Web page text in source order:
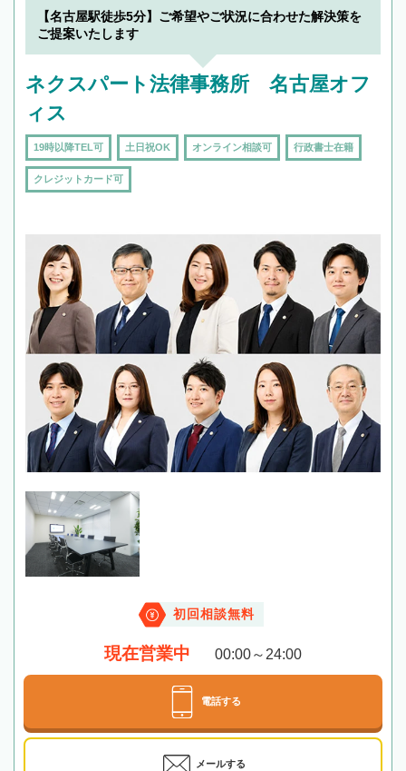
でフィーリングも重要です。実際に電話や面談
で複数の弁護士と会話をしてウマが合う方に依
【名古屋駅徒歩5分】ご希望やご状況に合わせた解決策を
ご提案いたします
ネクスパート法律事務所 名古屋オフ
ィス
19時以降TEL可 土日祝OK オンライン相談可 行政書士在籍
クレジットカード可
初回相談無料
現在営業中 00:00～24:00
電話する
メールする